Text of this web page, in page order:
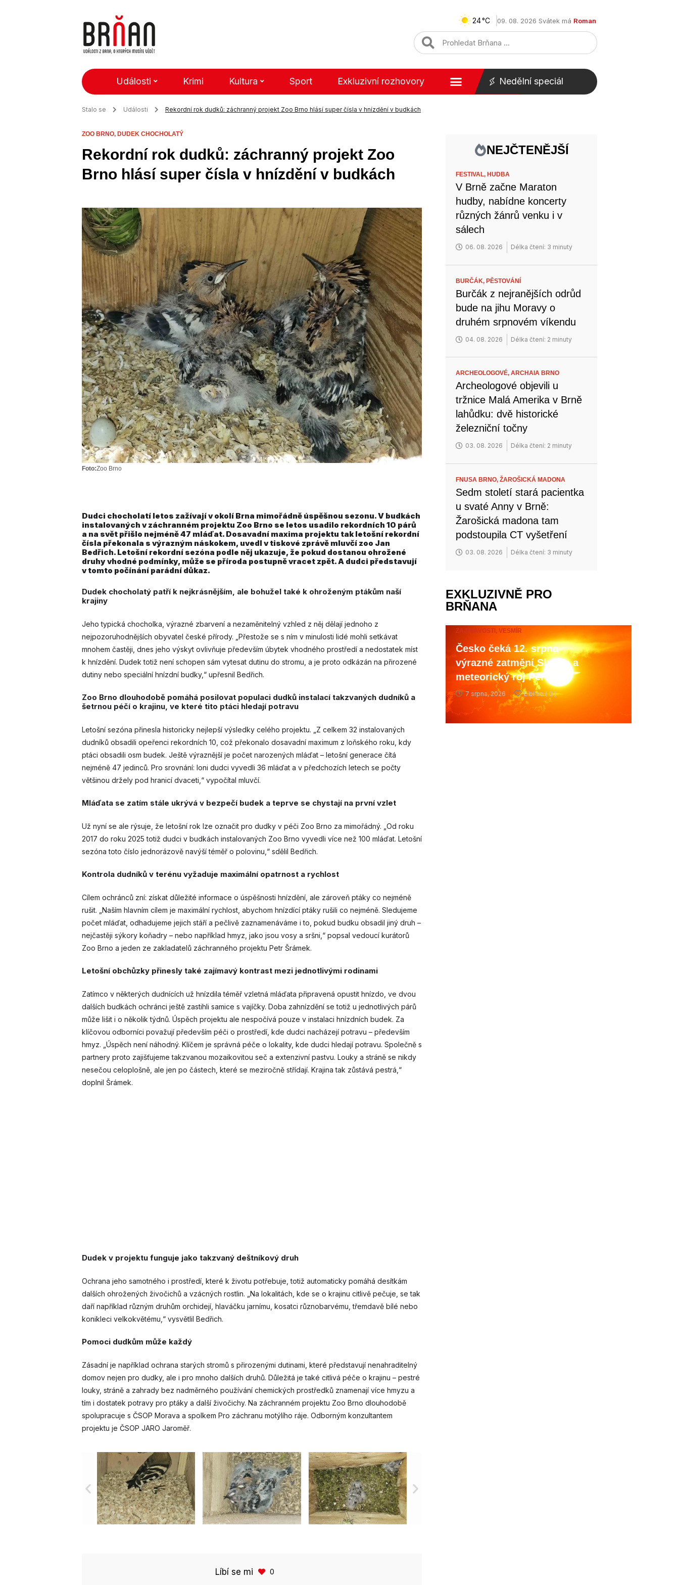
24 09. 08. 2026 Svátek má Roman
Události Krimi Kultura Sport Exkluzivní rozhovory Nedělní speciál
Stalo se Události Rekordní rok dudků: záchranný projekt Zoo Brno hlásí super čísla v hnízdění v budkách
ZOO BRNO, DUDEK CHOCHOLATÝ
Rekordní rok dudků: záchranný projekt Zoo
Brno hlásí super čísla v hnízdění v budkách
Foto:Zoo Brno
Dudci chocholatí letos zažívají v okolí Brna mimořádně úspěšnou sezonu. V budkách
instalovaných v záchranném projektu Zoo Brno se letos usadilo rekordních 10 párů
a na svět přišlo nejméně 47 mláďat. Dosavadní maxima projektu tak letošní rekordní
čísla překonala s výrazným náskokem, uvedl v tiskové zprávě mluvčí zoo Jan
Bedřich. Letošní rekordní sezóna podle něj ukazuje, že pokud dostanou ohrožené
druhy vhodné podmínky, může se příroda postupně vracet zpět. A dudci představují
v tomto počínání parádní důkaz.
Dudek chocholatý patří k nejkrásnějším, ale bohužel také k ohroženým ptákům naší
krajiny
Jeho typická chocholka, výrazné zbarvení a nezaměnitelný vzhled z něj dělají jednoho z
nejpozoruhodnějších obyvatel české přírody. „Přestože se s ním v minulosti lidé mohli setkávat
mnohem častěji, dnes jeho výskyt ovlivňuje především úbytek vhodného prostředí a nedostatek míst
k hnízdění. Dudek totiž není schopen sám vytesat dutinu do stromu, a je proto odkázán na přirozené
dutiny nebo speciální hnízdní budky,“ upřesnil Bedřich.
Zoo Brno dlouhodobě pomáhá posilovat populaci dudků instalací takzvaných dudníků a
šetrnou péčí o krajinu, ve které tito ptáci hledají potravu
Letošní sezóna přinesla historicky nejlepší výsledky celého projektu. „Z celkem 32 instalovaných
dudníků obsadili opeřenci rekordních 10, což překonalo dosavadní maximum z loňského roku, kdy
ptáci obsadili osm budek. Ještě výraznější je počet narozených mláďat – letošní generace čítá
nejméně 47 jedinců. Pro srovnání: loni dudci vyvedli 36 mláďat a v předchozích letech se počty
většinou držely pod hranicí dvaceti,“ vypočítal mluvčí.
Mláďata se zatím stále ukrývá v bezpečí budek a teprve se chystají na první vzlet
Už nyní se ale rýsuje, že letošní rok lze označit pro dudky v péči Zoo Brno za mimořádný. „Od roku
2017 do roku 2025 totiž dudci v budkách instalovaných Zoo Brno vyvedli více než 100 mláďat. Letošní
sezóna toto číslo jednorázově navýší téměř o polovinu,“ sdělil Bedřich.
Kontrola dudníků v terénu vyžaduje maximální opatrnost a rychlost
Cílem ochránců zní: získat důležité informace o úspěšnosti hnízdění, ale zároveň ptáky co nejméně
rušit. „Naším hlavním cílem je maximální rychlost, abychom hnízdící ptáky rušili co nejméně. Sledujeme
počet mláďat, odhadujeme jejich stáří a pečlivě zaznamenáváme i to, pokud budku obsadil jiný druh –
nejčastěji sýkory koňadry – nebo například hmyz, jako jsou vosy a sršni,“ popsal vedoucí kurátorů
Zoo Brno a jeden ze zakladatelů záchranného projektu Petr Šrámek.
Letošní obchůzky přinesly také zajímavý kontrast mezi jednotlivými rodinami
Zatímco v některých dudnících už hnízdila téměř vzletná mláďata připravená opustit hnízdo, ve dvou
dalších budkách ochránci ještě zastihli samice s vajíčky. Doba zahnízdění se totiž u jednotlivých párů
může lišit i o několik týdnů. Úspěch projektu ale nespočívá pouze v instalaci hnízdních budek. Za
klíčovou odborníci považují především péči o prostředí, kde dudci nacházejí potravu – především
hmyz. „Úspěch není náhodný. Klíčem je správná péče o lokality, kde dudci hledají potravu. Společně s
partnery proto zajišťujeme takzvanou mozaikovitou seč a extenzivní pastvu. Louky a stráně se nikdy
nesečou celoplošně, ale jen po částech, které se meziročně střídají. Krajina tak zůstává pestrá,“
doplnil Šrámek.
Dudek v projektu funguje jako takzvaný deštníkový druh
Ochrana jeho samotného i prostředí, které k životu potřebuje, totiž automaticky pomáhá desítkám
dalších ohrožených živočichů a vzácných rostlin. „Na lokalitách, kde se o krajinu citlivě pečuje, se tak
daří například různým druhům orchidejí, hlaváčku jarnímu, kosatci různobarvému, třemdavě bílé nebo
konikleci velkokvětému,“ vysvětlil Bedřich.
Pomoci dudkům může každý
Zásadní je například ochrana starých stromů s přirozenými dutinami, které představují nenahraditelný
domov nejen pro dudky, ale i pro mnoho dalších druhů. Důležitá je také citlivá péče o krajinu – pestré
louky, stráně a zahrady bez nadměrného používání chemických prostředků znamenají více hmyzu a
tím i dostatek potravy pro ptáky a další živočichy. Na záchranném projektu Zoo Brno dlouhodobě
spolupracuje s ČSOP Morava a spolkem Pro záchranu motýlího ráje. Odborným konzultantem
projektu je ČSOP JARO Jaroměř.
Líbí se mi 0
NEJČTENĚJŠÍ
FESTIVAL, HUDBA
V Brně začne Maraton
hudby, nabídne koncerty
různých žánrů venku i v
sálech
06. 08. 2026 Délka čtení: 3 minuty
BURČÁK,PĚSTOVÁNÍ
Burčák z nejranějších odrůd
bude na jihu Moravy o
druhém srpnovém víkendu
04. 08. 2026 Délka čtení: 2 minuty
ARCHEOLOGOVÉ,ARCHAIA BRNO
Archeologové objevili u
tržnice Malá Amerika v Brně
lahůdku: dvě historické
železniční točny
03. 08. 2026 Délka čtení: 2 minuty
FNUSA BRNO,ŽAROŠICKÁ MADONA
Sedm století stará pacientka
u svaté Anny v Brně:
Žarošická madona tam
podstoupila CT vyšetření
03. 08. 2026 Délka čtení: 3 minuty
EXKLUZIVNĚ PRO
BRŇANA
ZAJÍMAVOSTI,VESMÍR
Česko čeká 12. srpna
výrazné zatmění Slunce a
meteorický roj Perseid
7 srpna, 2026 Líbí se (0 )